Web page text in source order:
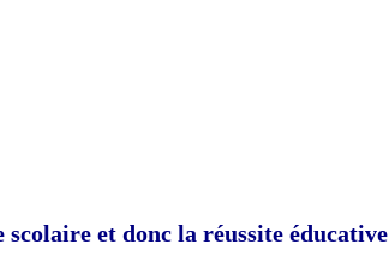
et donc la réussite éducative